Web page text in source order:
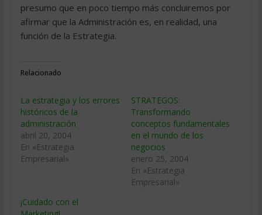
presumo que en poco tiempo más concluiremos por
afirmar que la Administración es, en realidad, una
función de la Estrategia.
Relacionado
La estrategia y los errores
históricos de la
administración
abril 20, 2004
En «Estrategia
Empresarial»
STRATEGOS:
Transformando
conceptos fundamentales
en el mundo de los
negocios
enero 25, 2004
En «Estrategia
Empresarial»
¡Cuidado con el